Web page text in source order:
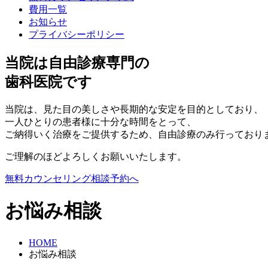
費用一覧
お知らせ
プライバシーポリシー
当院は自由診療専門の
歯科医院です
当院は、見た目の美しさや長期的な安定を目的としており、
一人ひとりの患者様に十分な時間をとって、
ご納得いく治療をご提供するため、自由診療のみ行っており
ご理解のほどよろしくお願いいたします。
無料カウンセリング相談予約へ
お悩み相談
HOME
お悩み相談